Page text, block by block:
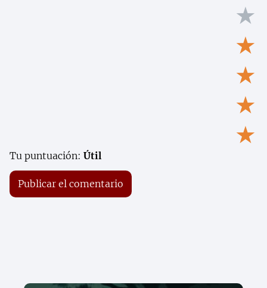
★
★
★
★
★
Tu puntuación: Útil